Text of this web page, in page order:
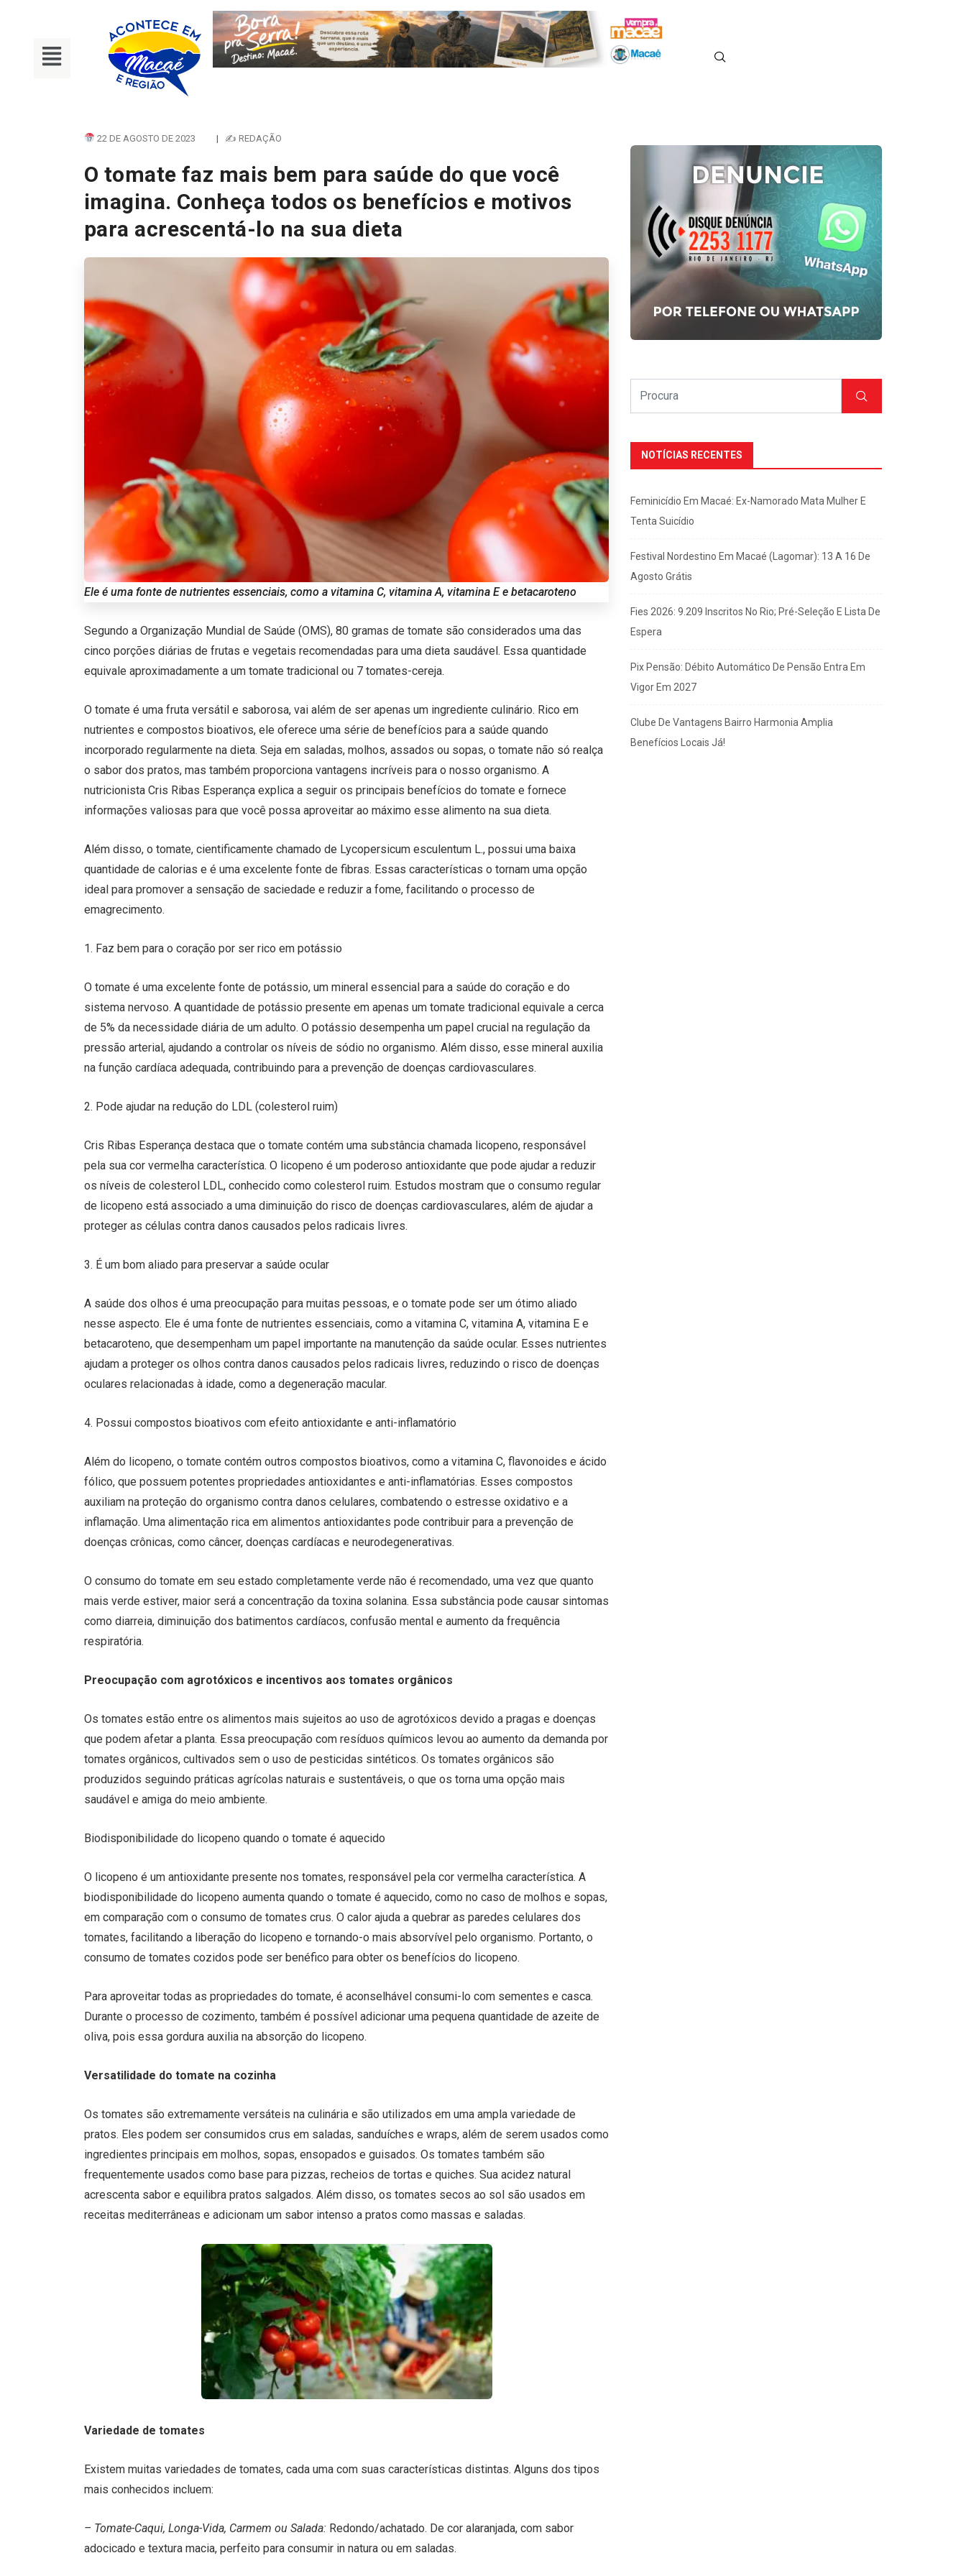
22 DE AGOSTO DE 2023 | ✍ REDAÇÃO
O tomate faz mais bem para saúde do que você
imagina. Conheça todos os benefícios e motivos
para acrescentá-lo na sua dieta
Ele é uma fonte de nutrientes essenciais, como a vitamina C, vitamina A, vitamina E e betacaroteno
Segundo a Organização Mundial de Saúde (OMS), 80 gramas de tomate são considerados uma das
cinco porções diárias de frutas e vegetais recomendadas para uma dieta saudável. Essa quantidade
equivale aproximadamente a um tomate tradicional ou 7 tomates-cereja.
O tomate é uma fruta versátil e saborosa, vai além de ser apenas um ingrediente culinário. Rico em
nutrientes e compostos bioativos, ele oferece uma série de benefícios para a saúde quando
incorporado regularmente na dieta. Seja em saladas, molhos, assados ou sopas, o tomate não só realça
o sabor dos pratos, mas também proporciona vantagens incríveis para o nosso organismo. A
nutricionista Cris Ribas Esperança explica a seguir os principais benefícios do tomate e fornece
informações valiosas para que você possa aproveitar ao máximo esse alimento na sua dieta.
Além disso, o tomate, cientificamente chamado de Lycopersicum esculentum L., possui uma baixa
quantidade de calorias e é uma excelente fonte de fibras. Essas características o tornam uma opção
ideal para promover a sensação de saciedade e reduzir a fome, facilitando o processo de
emagrecimento.
1. Faz bem para o coração por ser rico em potássio
O tomate é uma excelente fonte de potássio, um mineral essencial para a saúde do coração e do
sistema nervoso. A quantidade de potássio presente em apenas um tomate tradicional equivale a cerca
de 5% da necessidade diária de um adulto. O potássio desempenha um papel crucial na regulação da
pressão arterial, ajudando a controlar os níveis de sódio no organismo. Além disso, esse mineral auxilia
na função cardíaca adequada, contribuindo para a prevenção de doenças cardiovasculares.
2. Pode ajudar na redução do LDL (colesterol ruim)
Cris Ribas Esperança destaca que o tomate contém uma substância chamada licopeno, responsável
pela sua cor vermelha característica. O licopeno é um poderoso antioxidante que pode ajudar a reduzir
os níveis de colesterol LDL, conhecido como colesterol ruim. Estudos mostram que o consumo regular
de licopeno está associado a uma diminuição do risco de doenças cardiovasculares, além de ajudar a
proteger as células contra danos causados pelos radicais livres.
3. É um bom aliado para preservar a saúde ocular
A saúde dos olhos é uma preocupação para muitas pessoas, e o tomate pode ser um ótimo aliado
nesse aspecto. Ele é uma fonte de nutrientes essenciais, como a vitamina C, vitamina A, vitamina E e
betacaroteno, que desempenham um papel importante na manutenção da saúde ocular. Esses nutrientes
ajudam a proteger os olhos contra danos causados pelos radicais livres, reduzindo o risco de doenças
oculares relacionadas à idade, como a degeneração macular.
4. Possui compostos bioativos com efeito antioxidante e anti-inflamatório
Além do licopeno, o tomate contém outros compostos bioativos, como a vitamina C, flavonoides e ácido
fólico, que possuem potentes propriedades antioxidantes e anti-inflamatórias. Esses compostos
auxiliam na proteção do organismo contra danos celulares, combatendo o estresse oxidativo e a
inflamação. Uma alimentação rica em alimentos antioxidantes pode contribuir para a prevenção de
doenças crônicas, como câncer, doenças cardíacas e neurodegenerativas.
O consumo do tomate em seu estado completamente verde não é recomendado, uma vez que quanto
mais verde estiver, maior será a concentração da toxina solanina. Essa substância pode causar sintomas
como diarreia, diminuição dos batimentos cardíacos, confusão mental e aumento da frequência
respiratória.
Preocupação com agrotóxicos e incentivos aos tomates orgânicos
Os tomates estão entre os alimentos mais sujeitos ao uso de agrotóxicos devido a pragas e doenças
que podem afetar a planta. Essa preocupação com resíduos químicos levou ao aumento da demanda por
tomates orgânicos, cultivados sem o uso de pesticidas sintéticos. Os tomates orgânicos são
produzidos seguindo práticas agrícolas naturais e sustentáveis, o que os torna uma opção mais
saudável e amiga do meio ambiente.
Biodisponibilidade do licopeno quando o tomate é aquecido
O licopeno é um antioxidante presente nos tomates, responsável pela cor vermelha característica. A
biodisponibilidade do licopeno aumenta quando o tomate é aquecido, como no caso de molhos e sopas,
em comparação com o consumo de tomates crus. O calor ajuda a quebrar as paredes celulares dos
tomates, facilitando a liberação do licopeno e tornando-o mais absorvível pelo organismo. Portanto, o
consumo de tomates cozidos pode ser benéfico para obter os benefícios do licopeno.
Para aproveitar todas as propriedades do tomate, é aconselhável consumi-lo com sementes e casca.
Durante o processo de cozimento, também é possível adicionar uma pequena quantidade de azeite de
oliva, pois essa gordura auxilia na absorção do licopeno.
Versatilidade do tomate na cozinha
Os tomates são extremamente versáteis na culinária e são utilizados em uma ampla variedade de
pratos. Eles podem ser consumidos crus em saladas, sanduíches e wraps, além de serem usados como
ingredientes principais em molhos, sopas, ensopados e guisados. Os tomates também são
frequentemente usados como base para pizzas, recheios de tortas e quiches. Sua acidez natural
acrescenta sabor e equilibra pratos salgados. Além disso, os tomates secos ao sol são usados em
receitas mediterrâneas e adicionam um sabor intenso a pratos como massas e saladas.
Variedade de tomates
Existem muitas variedades de tomates, cada uma com suas características distintas. Alguns dos tipos
mais conhecidos incluem:
– Tomate-Caqui, Longa-Vida, Carmem ou Salada: Redondo/achatado. De cor alaranjada, com sabor
adocicado e textura macia, perfeito para consumir in natura ou em saladas.
NOTÍCIAS RECENTES
Feminicídio Em Macaé: Ex-Namorado Mata Mulher E
Tenta Suicídio
Festival Nordestino Em Macaé (Lagomar): 13 A 16 De
Agosto Grátis
Fies 2026: 9.209 Inscritos No Rio; Pré-Seleção E Lista De
Espera
Pix Pensão: Débito Automático De Pensão Entra Em
Vigor Em 2027
Clube De Vantagens Bairro Harmonia Amplia
Benefícios Locais Já!